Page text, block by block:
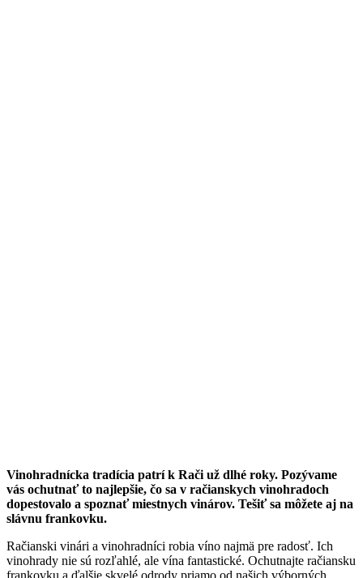
Vinohradnícka tradícia patrí k Rači už dlhé roky. Pozývame
vás ochutnať to najlepšie, čo sa v račianskych vinohradoch
dopestovalo a spoznať miestnych vinárov. Tešiť sa môžete aj na
slávnu frankovku.
Račianski vinári a vinohradníci robia víno najmä pre radosť. Ich
vinohrady nie sú rozľahlé, ale vína fantastické. Ochutnajte račiansku
frankovku a ďalšie skvelé odrody priamo od našich výborných